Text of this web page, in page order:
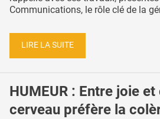
Communications, le rôle clé de la
LIRE LA SUITE
HUMEUR : Entre joie
cerveau préfère la